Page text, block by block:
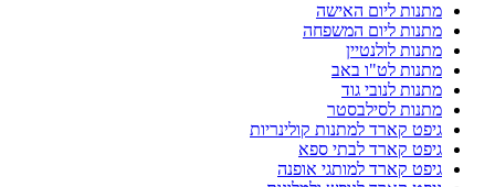
מתנות ליום האישה
מתנות ליום המשפחה
מתנות לולנטיין
מתנות לט"ו באב
מתנות לנובי גוד
מתנות לסילבסטר
גיפט קארד למתנות קולינריות
גיפט קארד לבתי ספא
גיפט קארד למותגי אופנה